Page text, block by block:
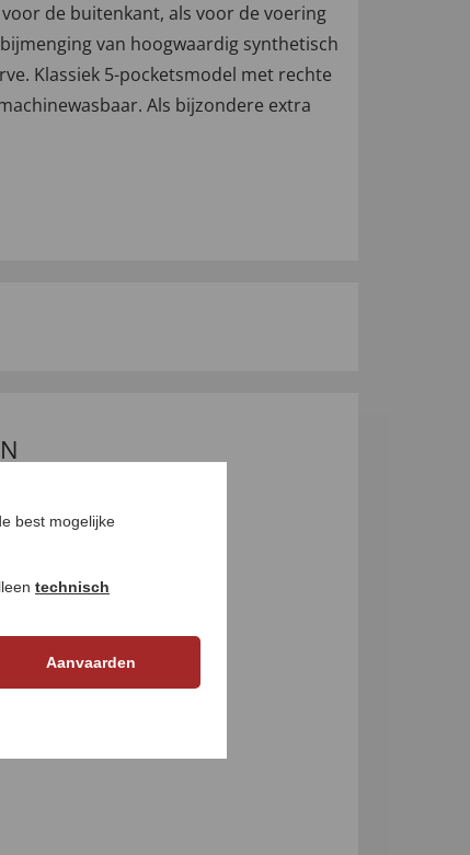
de buitenkant, als voor de voering
bijmenging van hoogwaardig synthetisch
Klassiek 5-pocketsmodel met rechte
Als bijzondere extra
best mogelijke
technisch
Aanvaarden